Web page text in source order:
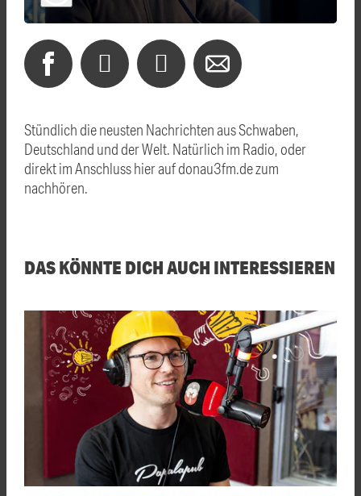
Stündlich die neusten Nachrichten aus Schwaben,
Deutschland und der Welt. Natürlich im Radio, oder
direkt im Anschluss hier auf donau3fm.de zum
nachhören.
DAS KÖNNTE DICH AUCH INTERESSIEREN